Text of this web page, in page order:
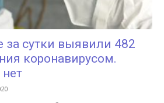
за сутки выявили 482
коронавирусом.